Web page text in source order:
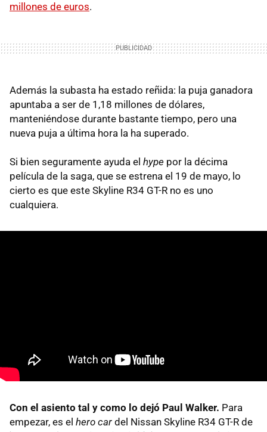
millones de euros.
Además la subasta ha estado reñida: la puja ganadora
apuntaba a ser de 1,18 millones de dólares,
manteniéndose durante bastante tiempo, pero una
nueva puja a última hora la ha superado.
Si bien seguramente ayuda el hype por la décima
película de la saga, que se estrena el 19 de mayo, lo
cierto es que este Skyline R34 GT-R no es uno
cualquiera.
Con el asiento tal y como lo dejó Paul Walker. Para
empezar, es el hero car del Nissan Skyline R34 GT-R de